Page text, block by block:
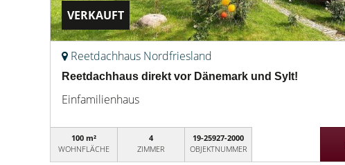
VERKAUFT
Reetdachhaus Nordfriesland
Reetdachhaus direkt vor Dänemark und Sylt!
Einfamilienhaus
100 m²
WOHNFLÄCHE
4
ZIMMER
19-25927-2000
OBJEKTNUMMER